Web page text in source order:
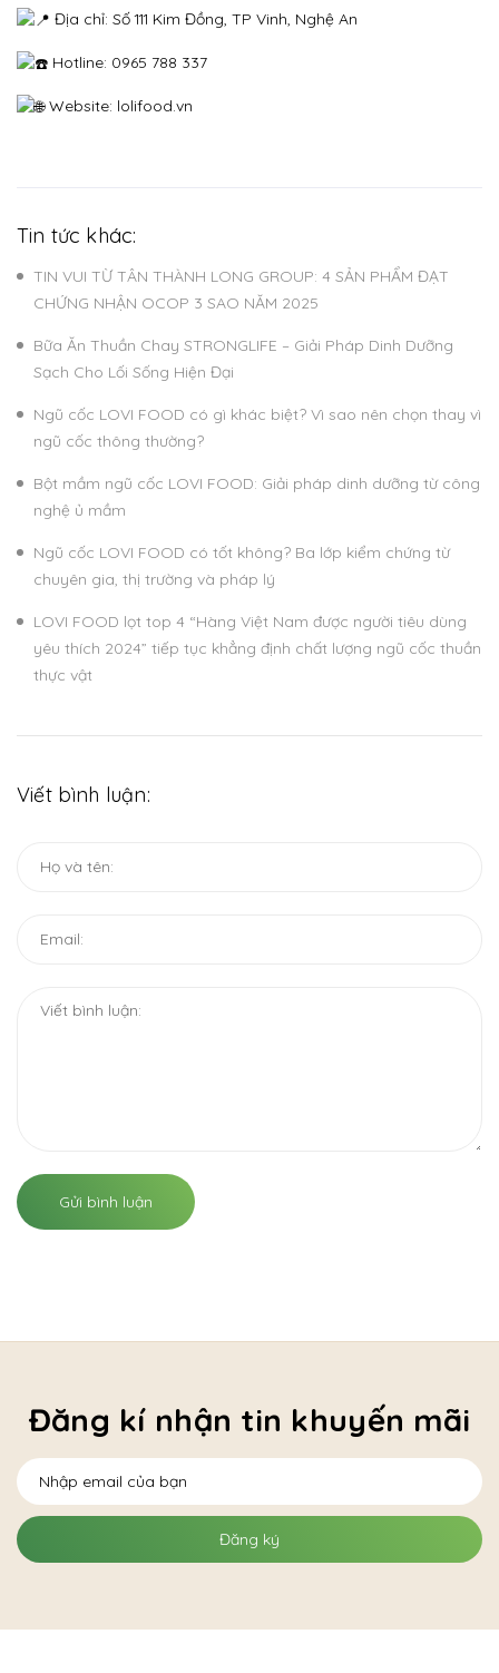
Địa chỉ: Số 111 Kim Đồng, TP Vinh, Nghệ An
Hotline: 0965 788 337
Website: lolifood.vn
Tin tức khác:
TIN VUI TỪ TÂN THÀNH LONG GROUP: 4 SẢN PHẨM ĐẠT
CHỨNG NHẬN OCOP 3 SAO NĂM 2025
Bữa Ăn Thuần Chay STRONGLIFE – Giải Pháp Dinh Dưỡng
Sạch Cho Lối Sống Hiện Đại
Ngũ cốc LOVI FOOD có gì khác biệt? Vì sao nên chọn thay vì
ngũ cốc thông thường?
Bột mầm ngũ cốc LOVI FOOD: Giải pháp dinh dưỡng từ công
nghệ ủ mầm
Ngũ cốc LOVI FOOD có tốt không? Ba lớp kiểm chứng từ
chuyên gia, thị trường và pháp lý
LOVI FOOD lọt top 4 “Hàng Việt Nam được người tiêu dùng
yêu thích 2024” tiếp tục khẳng định chất lượng ngũ cốc thuần
thực vật
Viết bình luận:
Gửi bình luận
Đăng kí nhận tin khuyến mãi
Đăng ký